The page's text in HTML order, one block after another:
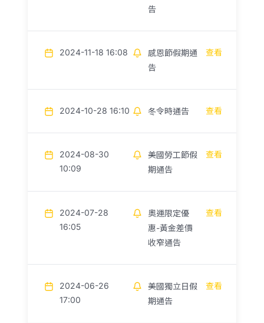
告
2024-11-18 16:08
感恩節假期通
告
查看
2024-10-28 16:10 冬令時通告 查看
2024-08-30
10:09
美國勞工節假
期通告
查看
2024-07-28
16:05
奧運限定優
惠-黃金差價
收窄通告
查看
2024-06-26
17:00
美國獨立日假
期通告
查看